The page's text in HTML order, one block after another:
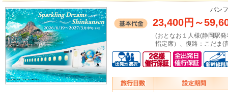
パン
23,400円 ～
(おとなお１人様(静岡駅
指定席）、復路：こだま(